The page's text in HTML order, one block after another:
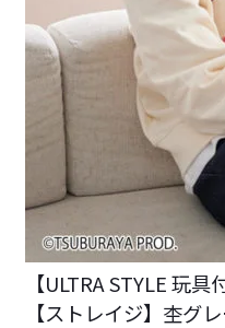
【ULTRA STYLE 玩
【ストレイジ】杢グ